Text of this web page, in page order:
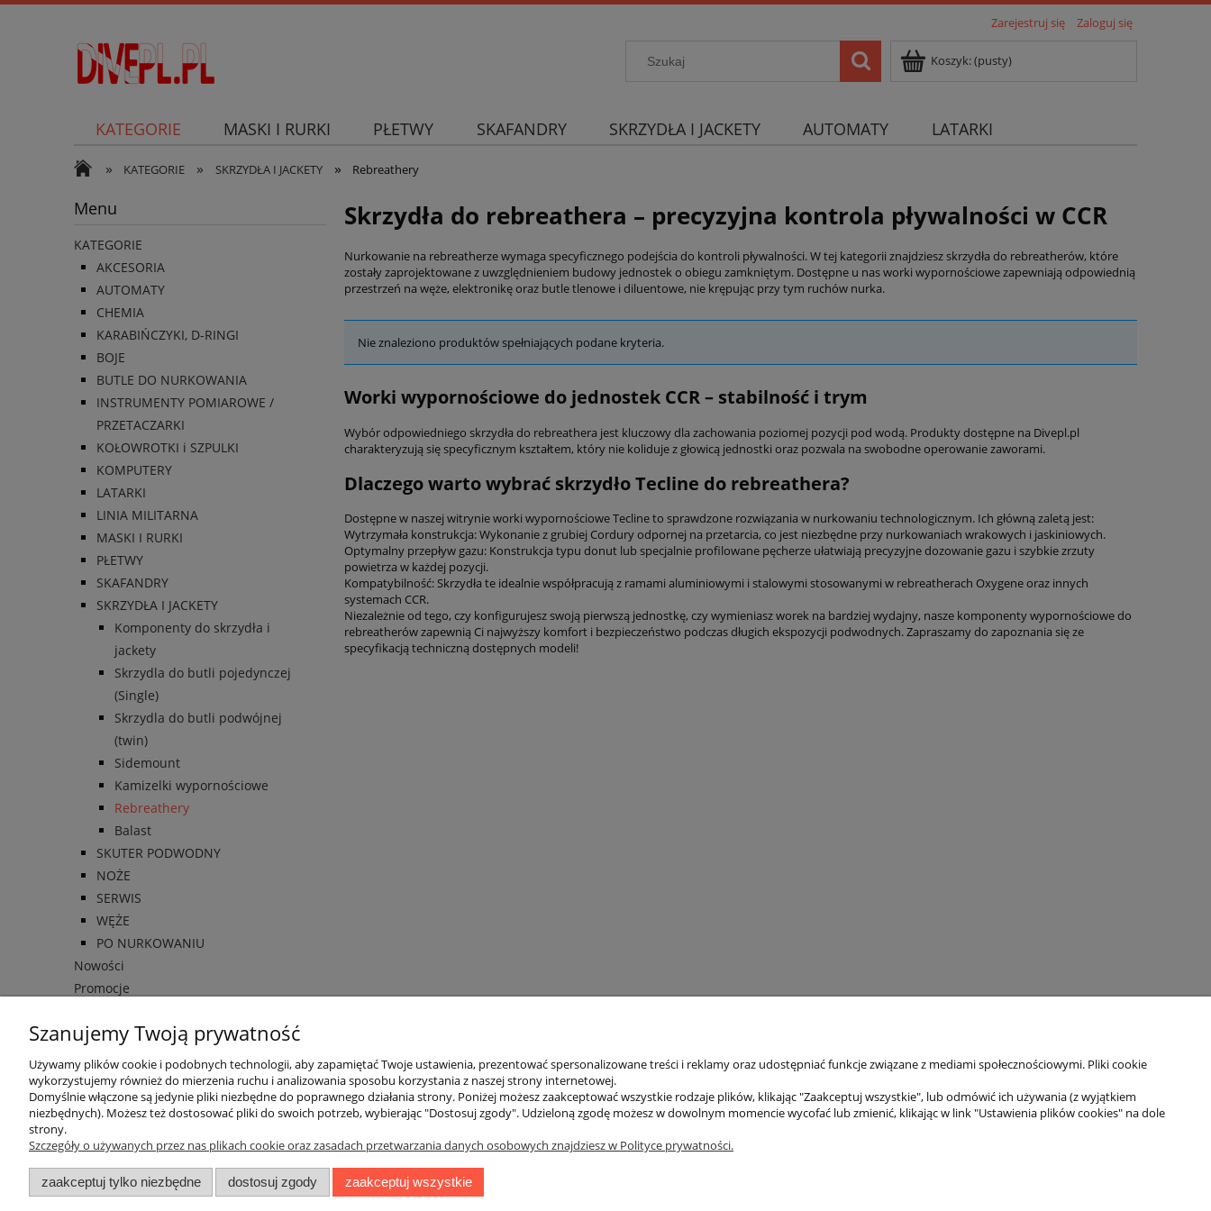
Zarejestruj się Zaloguj się
Koszyk:(pusty)
KATEGORIE MASKI I RURKI PŁETWY SKAFANDRY SKRZYDŁA I JACKETY AUTOMATY
LATARKI
SKUTER PODWODNY
» KATEGORIE » SKRZYDŁA I JACKETY » Rebreathery
Menu
KATEGORIE
AKCESORIA
AUTOMATY
CHEMIA
KARABIŃCZYKI, D-RINGI
BOJE
BUTLE DO NURKOWANIA
INSTRUMENTY POMIAROWE /
PRZETACZARKI
KOŁOWROTKI i SZPULKI
KOMPUTERY
LATARKI
LINIA MILITARNA
MASKI I RURKI
PŁETWY
SKAFANDRY
SKRZYDŁA I JACKETY
Komponenty do skrzydła i
jackety
Skrzydla do butli pojedynczej
(Single)
Skrzydla do butli podwójnej
(twin)
Sidemount
Kamizelki wypornościowe
Rebreathery
Balast
SKUTER PODWODNY
NOŻE
SERWIS
WĘŻE
PO NURKOWANIU
Nowości
Promocje
Skrzydła do rebreathera – precyzyjna kontrola pływalności w CCR
Nurkowanie na rebreatherze wymaga specyficznego podejścia do kontroli pływalności. W tej kategorii znajdziesz skrzydła do rebreatherów, które
zostały zaprojektowane z uwzględnieniem budowy jednostek o obiegu zamkniętym. Dostępne u nas worki wypornościowe zapewniają odpowiednią
przestrzeń na węże, elektronikę oraz butle tlenowe i diluentowe, nie krępując przy tym ruchów nurka.
Nie znaleziono produktów spełniających podane kryteria.
Worki wypornościowe do jednostek CCR – stabilność i trym
Wybór odpowiedniego skrzydła do rebreathera jest kluczowy dla zachowania poziomej pozycji pod wodą. Produkty dostępne na Divepl.pl
charakteryzują się specyficznym kształtem, który nie koliduje z głowicą jednostki oraz pozwala na swobodne operowanie zaworami.
Dlaczego warto wybrać skrzydło Tecline do rebreathera?
Dostępne w naszej witrynie worki wypornościowe Tecline to sprawdzone rozwiązania w nurkowaniu technologicznym. Ich główną zaletą jest:
Wytrzymała konstrukcja: Wykonanie z grubiej Cordury odpornej na przetarcia, co jest niezbędne przy nurkowaniach wrakowych i jaskiniowych.
Optymalny przepływ gazu: Konstrukcja typu donut lub specjalnie profilowane pęcherze ułatwiają precyzyjne dozowanie gazu i szybkie zrzuty
powietrza w każdej pozycji.
Kompatybilność: Skrzydła te idealnie współpracują z ramami aluminiowymi i stalowymi stosowanymi w rebreatherach Oxygene oraz innych
systemach CCR.
Niezależnie od tego, czy konfigurujesz swoją pierwszą jednostkę, czy wymieniasz worek na bardziej wydajny, nasze komponenty wypornościowe do
rebreatherów zapewnią Ci najwyższy komfort i bezpieczeństwo podczas długich ekspozycji podwodnych. Zapraszamy do zapoznania się ze
specyfikacją techniczną dostępnych modeli!
O firmie
Czas i koszty dostawy
Szanujemy Twoją prywatność
Używamy plików cookie i podobnych technologii, aby zapamiętać Twoje ustawienia, prezentować spersonalizowane treści i reklamy oraz udostępniać funkcje związane z mediami społecznościowymi. Pliki cookie
wykorzystujemy również do mierzenia ruchu i analizowania sposobu korzystania z naszej strony internetowej.
Domyślnie włączone są jedynie pliki niezbędne do poprawnego działania strony. Poniżej możesz zaakceptować wszystkie rodzaje plików, klikając "Zaakceptuj wszystkie", lub odmówić ich używania (z wyjątkiem
niezbędnych). Możesz też dostosować pliki do swoich potrzeb, wybierając "Dostosuj zgody". Udzieloną zgodę możesz w dowolnym momencie wycofać lub zmienić, klikając w link "Ustawienia plików cookies" na dole
strony.
Szczegóły o używanych przez nas plikach cookie oraz zasadach przetwarzania danych osobowych znajdziesz w Polityce prywatności.
zaakceptuj tylko niezbędne dostosuj zgody zaakceptuj wszystkie